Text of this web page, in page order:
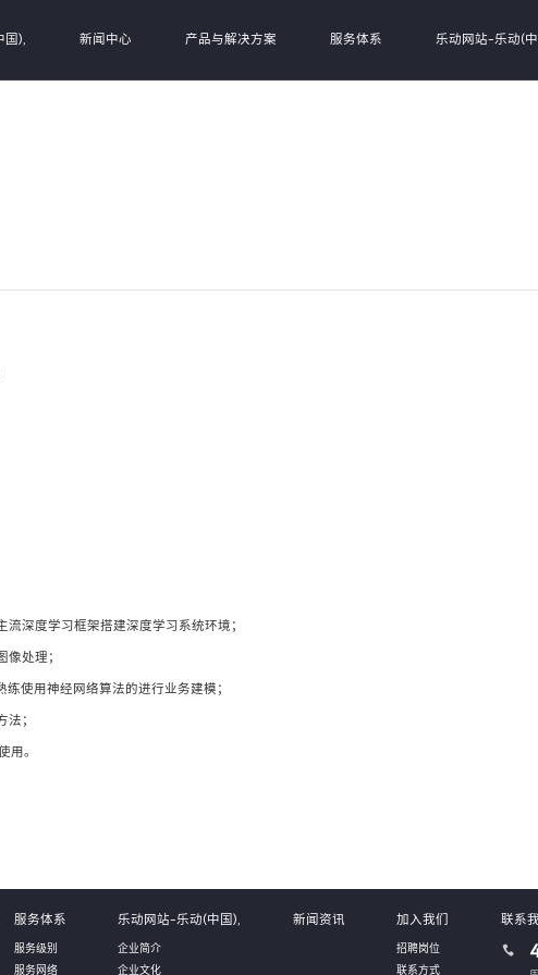
), 新闻中心 产品与解决方案 服务体系 乐动网站-乐动(中
深度学习框架搭建深度学习系统环境；
处理；
使用神经网络算法的进行业务建模；
；
用。
服务体系
服务级别
服务网络
乐动网站-乐动(中国),
企业简介
企业文化
新闻资讯 加入我们
招聘岗位
联系方式
联系